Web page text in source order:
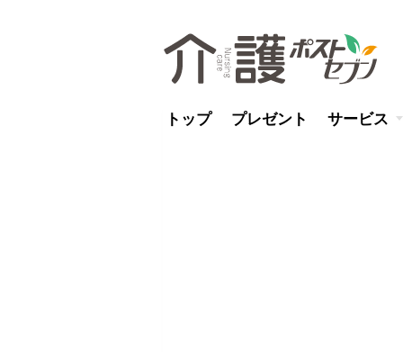
トップ プレゼント サービス